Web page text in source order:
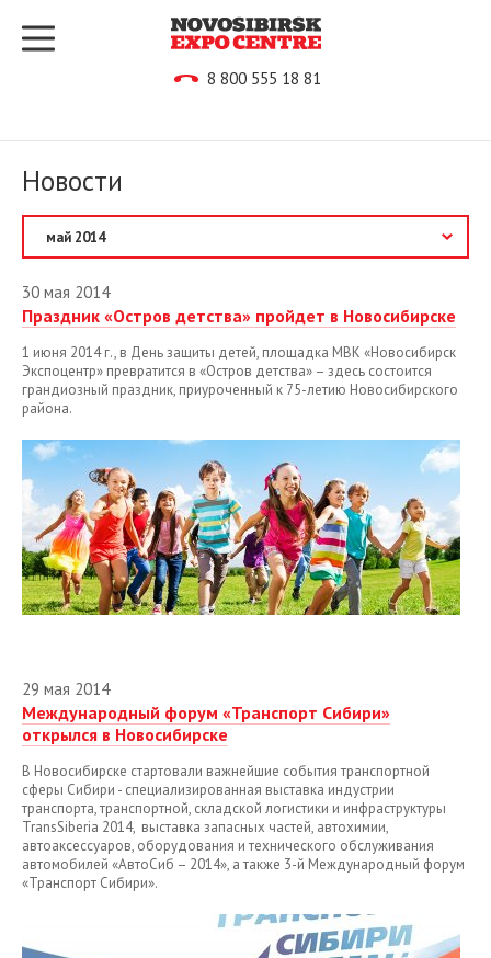
8 800 555 18 81
Новости
2026
2025
2024
2023
2022
2021
2020
2019
2018
2015
2014
Январь
Февраль
Март
30 мая 2014
Праздник «Остров детства» пройдет в Новосибирске
1 июня 2014 г., в День защиты детей, площадка МВК «Новосибирск
Экспоцентр» превратится в «Остров детства» – здесь состоится
грандиозный праздник, приуроченный к 75-летию Новосибирского
района.
29 мая 2014
Международный форум «Транспорт Сибири»
открылся в Новосибирске
В Новосибирске стартовали важнейшие события транспортной
сферы Сибири - специализированная выставка индустрии
транспорта, транспортной, складской логистики и инфраструктуры
TransSiberia 2014, выставка запасных частей, автохимии,
автоаксессуаров, оборудования и технического обслуживания
автомобилей «АвтоСиб – 2014», а также 3-й Международный форум
«Транспорт Сибири».